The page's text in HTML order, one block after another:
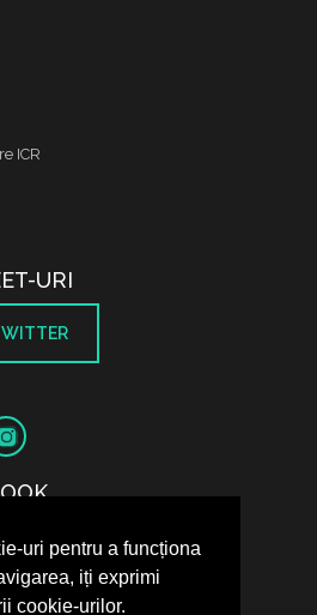
uri pentru a funcționa
iți exprimi
cookie-urilor.
ICR
URI